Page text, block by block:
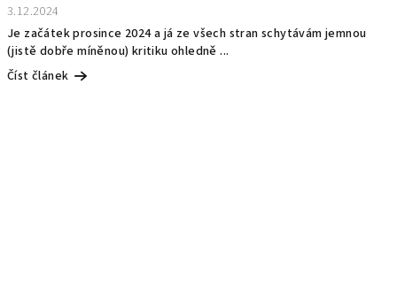
3.12.2024
Je začátek prosince 2024 a já ze všech stran schytávám jemnou
(jistě dobře míněnou) kritiku ohledně ...
Číst článek